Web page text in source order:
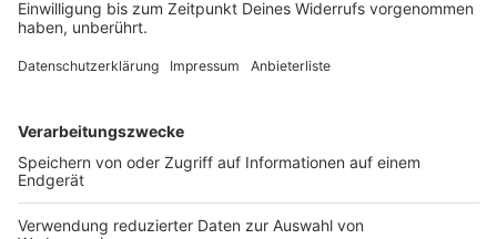
Handwerk
Auch auf Landesebene sieht das Handwerk
Handlungsbedarf: Neue Gesetze, wie das
Tarifentgeltsicherungsgesetz, würden Bürokratie
schaffen und Betriebe abschrecken, kommunale
Verpackungssteuern belasteten vor allem